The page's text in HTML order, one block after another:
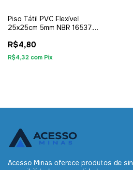
Piso Tátil PVC Flexível
25x25cm 5mm NBR 16537.
R$4,80
R$4,32 com Pix
Acesso Minas oferece produtos de